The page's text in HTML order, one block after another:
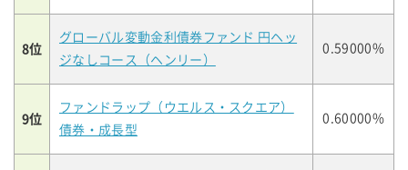
8位
グローバル変動金利債券ファンド 円ヘッ
ジなしコース（ヘンリー）
0.59000%
9位
ファンドラップ（ウエルス・スクエア）
債券・成長型
0.60000%